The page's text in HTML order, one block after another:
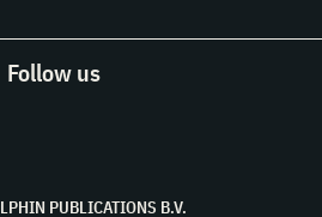
Follow us
PUBLICATIONS B.V.